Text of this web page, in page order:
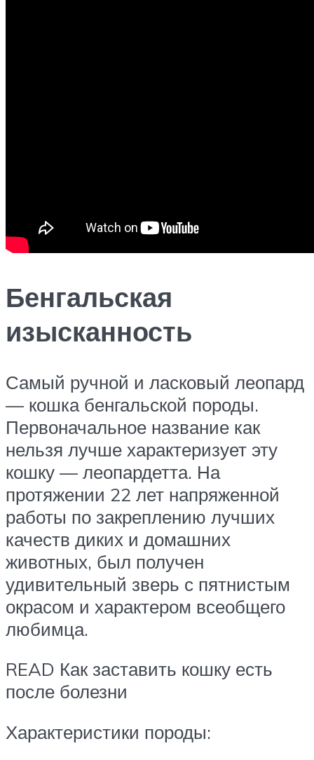
Бенгальская
изысканность
Самый ручной и ласковый леопард
— кошка бенгальской породы.
Первоначальное название как
нельзя лучше характеризует эту
кошку — леопардетта. На
протяжении 22 лет напряженной
работы по закреплению лучших
качеств диких и домашних
животных, был получен
удивительный зверь с пятнистым
окрасом и характером всеобщего
любимца.
READ Как заставить кошку есть
после болезни
Характеристики породы: